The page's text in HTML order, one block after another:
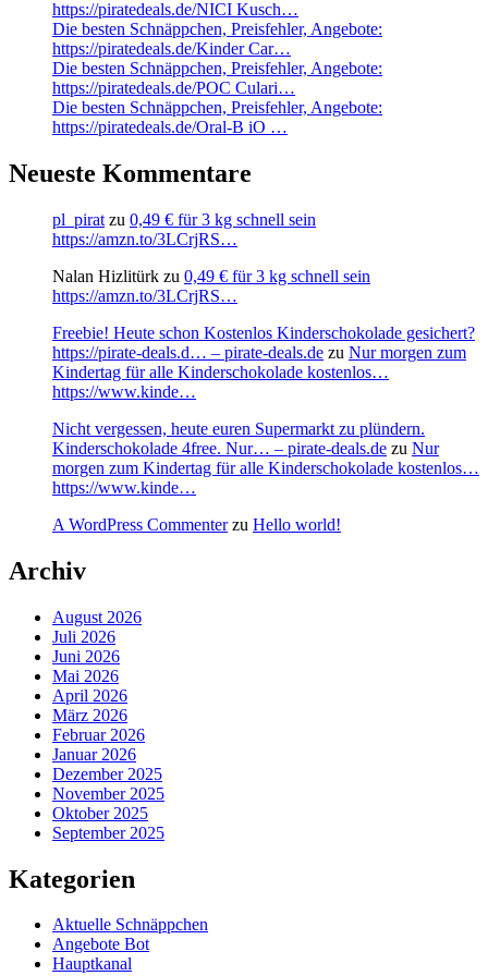
https://piratedeals.de/NICI Kusch…
Die besten Schnäppchen, Preisfehler, Angebote:
https://piratedeals.de/Kinder Car…
Die besten Schnäppchen, Preisfehler, Angebote:
https://piratedeals.de/POC Culari…
Die besten Schnäppchen, Preisfehler, Angebote:
https://piratedeals.de/Oral-B iO …
Neueste Kommentare
pl_pirat zu 0,49 € für 3 kg schnell sein
https://amzn.to/3LCrjRS…
Nalan Hizlitürk zu 0,49 € für 3 kg schnell sein
https://amzn.to/3LCrjRS…
Freebie! Heute schon Kostenlos Kinderschokolade gesichert?
https://pirate-deals.d… – pirate-deals.de zu Nur morgen zum
Kindertag für alle Kinderschokolade kostenlos…
https://www.kinde…
Nicht vergessen, heute euren Supermarkt zu plündern.
Kinderschokolade 4free. Nur… – pirate-deals.de zu Nur
morgen zum Kindertag für alle Kinderschokolade kostenlos…
https://www.kinde…
A WordPress Commenterzu Hello world!
Archiv
August 2026
Juli 2026
Juni 2026
Mai 2026
April 2026
März 2026
Februar 2026
Januar 2026
Dezember 2025
November 2025
Oktober 2025
September 2025
Kategorien
Aktuelle Schnäppchen
Angebote Bot
Hauptkanal